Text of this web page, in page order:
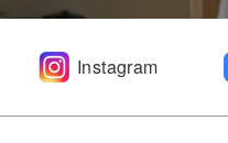
Instagram